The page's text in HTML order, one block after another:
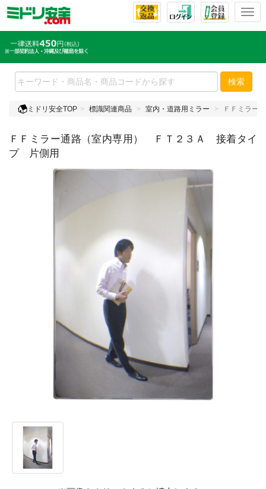
T
l
e
n
v
g
検索
ミドリ安全TOP 標識関連商品 室内・道路用ミラー ＦＦミラー
ＦＦミラー通路（室内専用） ＦＴ２３Ａ 接着タイ
プ 片側用